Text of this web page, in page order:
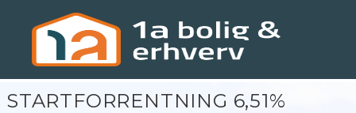
STARTFORRENTNING 6,51%